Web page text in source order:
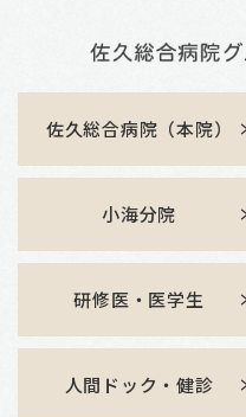
佐久総合病院（本院）
小海分院
研修医・医学生
人間ドック・健診